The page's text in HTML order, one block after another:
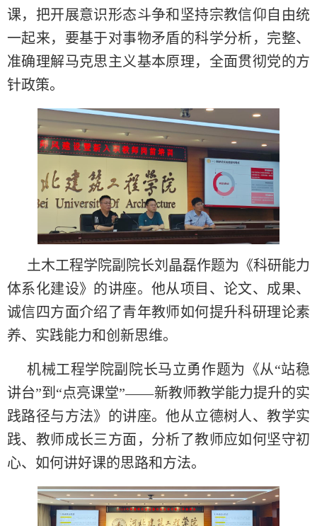
课，把开展意识形态斗争和坚持宗教信仰自由统
一起来，要基于对事物矛盾的科学分析，完整、
准确理解马克思主义基本原理，全面贯彻党的方
针政策。
土木工程学院副院长刘晶磊作题为《科研能力
体系化建设》的讲座。他从项目、论文、成果、
诚信四方面介绍了青年教师如何提升科研理论素
养、实践能力和创新思维。
机械工程学院副院长马立勇作题为《从“站稳
讲台”到“点亮课堂”——新教师教学能力提升的实
践路径与方法》的讲座。他从立德树人、教学实
践、教师成长三方面，分析了教师应如何坚守初
心、如何讲好课的思路和方法。